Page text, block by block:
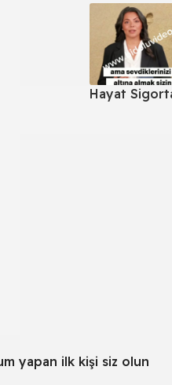
Hayat
yapan ilk kişi siz olun